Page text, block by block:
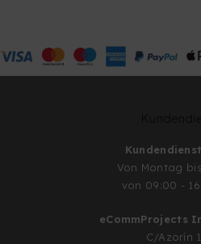
Von Montag
von 09:00 -
eCommProjects
C/Azorín